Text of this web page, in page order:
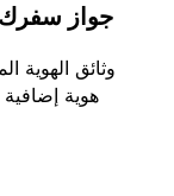
جواز سفرك
وثائق الهوية
هوية